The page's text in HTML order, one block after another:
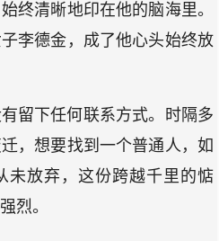
终清晰地印在他的脑海里。
李德金，成了他心头始终放
留下任何联系方式。时隔多
，想要找到一个普通人，如
未放弃，这份跨越千里的惦
烈。